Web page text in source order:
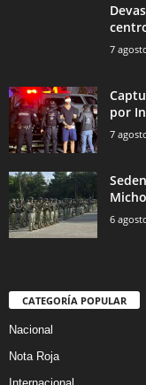
7
por
7
6
CATEGORÍA POPULAR
Nacional
Nota Roja